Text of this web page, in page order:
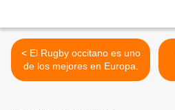
< El Rugby occitano es uno
de los mejores en Europa.